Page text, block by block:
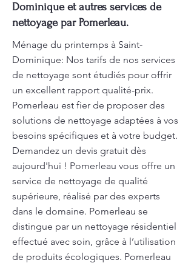
Dominique et autres services de
nettoyage par Pomerleau.
Ménage du printemps à Saint-
Dominique: Nos tarifs de nos services
de nettoyage sont étudiés pour offrir
un excellent rapport qualité-prix.
Pomerleau est fier de proposer des
solutions de nettoyage adaptées à vos
besoins spécifiques et à votre budget.
Demandez un devis gratuit dès
aujourd'hui ! Pomerleau vous offre un
service de nettoyage de qualité
supérieure, réalisé par des experts
dans le domaine. Pomerleau se
distingue par un nettoyage résidentiel
effectué avec soin, grâce à l’utilisation
de produits écologiques. Pomerleau